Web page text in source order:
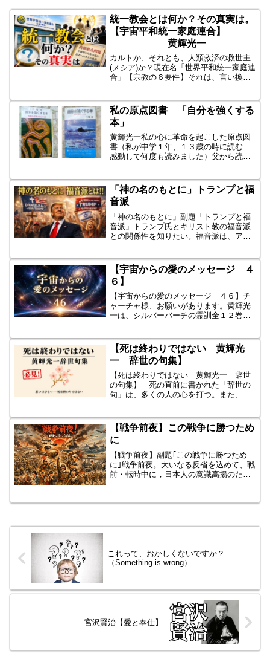
統一教会とは何か？その真実は。
【宇宙平和統一家庭連合】
黄輝光一
カルトか、それとも、人類救済の救世主
(メシア)か？現在名「世界平和統一家庭連
合」【宗教の６要件】それは、言い換え
〔全宇宙の創造神〕。本来、神は一つの
はず。なぜか、神のし...
私の原点図書 「自分を強くする
本」
黄輝光一私の心に革命を起こした原点図
書（私が中学１年、１３歳の時に読む
感動して何度も読みました）父から読む
の私の人生を根底から大きく変えた、こ
ころの原点の本です。それ...
「神の名のもとに」トランプと福
音派
「神の名のもとに」副題「トランプと福
音派」トランプ氏とキリスト教の福音派
との関係性を知りたい。福音派は、アメ
プ氏を神に「選ばれし男」として熱狂的
だと言われています。この...
【宇宙からの愛のメッセージ ４
６】
【宇宙からの愛のメッセージ ４６】チ
ャーチャ様、お願いがあります。黄輝光
一は、シルバーバーチの霊訓全１２巻を
た。ＳＦ小説「ウレラ」を書けと、すで
に、チャーチャさまには、そ...
【死は終わりではない 黄輝光
一 辞世の句集】
【死は終わりではない 黄輝光一 辞世
の句集】 死の直前に書かれた「辞世の
句」は、多くの人の心を打つ。また、辞
や短歌は、本当にすばらしい。是非、黄
ちゃんが知りたいところ...
【戦争前夜】この戦争に勝つため
に
【戦争前夜】副題｢この戦争に勝つため
に｣戦争前夜。大いなる反省を込めて、戦
前・転時中に，日本人の意識高揚のた
網羅してもらいたし！寸評付きで。 ま
これって、おかしくないですか？
（Something is wrong）
宮沢賢治【愛と奉仕】